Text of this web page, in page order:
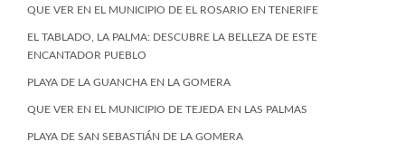
QUE VER EN EL MUNICIPIO DE EL ROSARIO EN TENERIFE
EL TABLADO, LA PALMA: DESCUBRE LA BELLEZA DE ESTE
ENCANTADOR PUEBLO
PLAYA DE LA GUANCHA EN LA GOMERA
QUE VER EN EL MUNICIPIO DE TEJEDA EN LAS PALMAS
PLAYA DE SAN SEBASTIÁN DE LA GOMERA